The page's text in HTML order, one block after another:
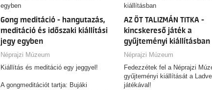
Gong meditáció - hangutazás,
meditáció és időszaki kiállítási
jegy egyben
Néprajzi Múzeum
Kiállítás és meditáció egy jeggyel!
A gongmeditációt tartja: Bujáki
AZ ÖT TALIZMÁN TITKA -
kincskereső játék a
gyűjteményi kiállításban
Néprajzi Múzeum
Fedezzétek fel a Néprajzi
gyűjteményi kiállítását a
játékával!